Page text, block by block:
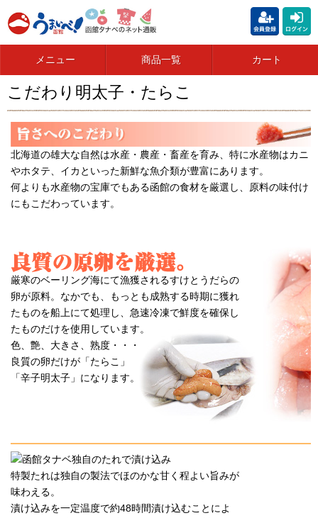
メニュー 商品一覧 カート
こだわり明太子・たらこ
北海道の雄大な自然は水産・農産・畜産を育み、特に水産物はカニ
やホタテ、イカといった新鮮な魚介類が豊富にあります。
何よりも水産物の宝庫でもある函館の食材を厳選し、原料の味付け
にもこだわっています。
厳寒のベーリング海にて漁獲されるすけとうだらの
卵が原料。なかでも、もっとも成熟する時期に獲れ
たものを船上にて処理し、急速冷凍で鮮度を確保し
たものだけを使用しています。
色、艶、大きさ、熟度・・・
良質の卵だけが「たらこ」
「辛子明太子」になります。
特製たれは独自の製法でほのかな甘く程よい旨みが
味わえる。
漬け込みを一定温度で約48時間漬け込むことによ